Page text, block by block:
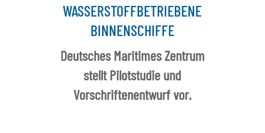
WASSERSTOFFBETRIEBENE
BINNENSCHIFFE
Deutsches Maritimes Zentrum
stellt Pilotstudie und
Vorschriftenentwurf vor.